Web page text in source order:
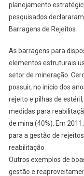
planejamento
pesquisados
Barragens de Rejeitos
As barragens para
elementos estruturais
setor de mineração.
possuir, no início dos
rejeito e pilhas de
medidas para
de mina (40%). Em
para a gestão de
reabilitação.
Outros exemplos de
gestão e